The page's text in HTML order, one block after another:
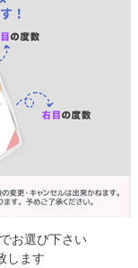
お選び下さい
します